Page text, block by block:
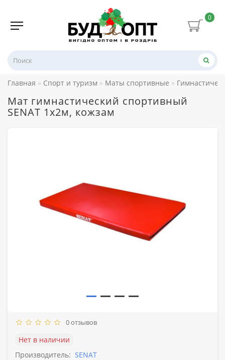
0
Главная Спорт и туризм Маты спортивные
Мат гимнастический спортивный
SENAT 1х2м, кожзам
0 отзывов
Нет в наличии
Производитель: SENAT